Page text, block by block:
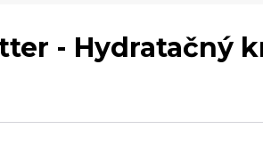
- Hydratačný